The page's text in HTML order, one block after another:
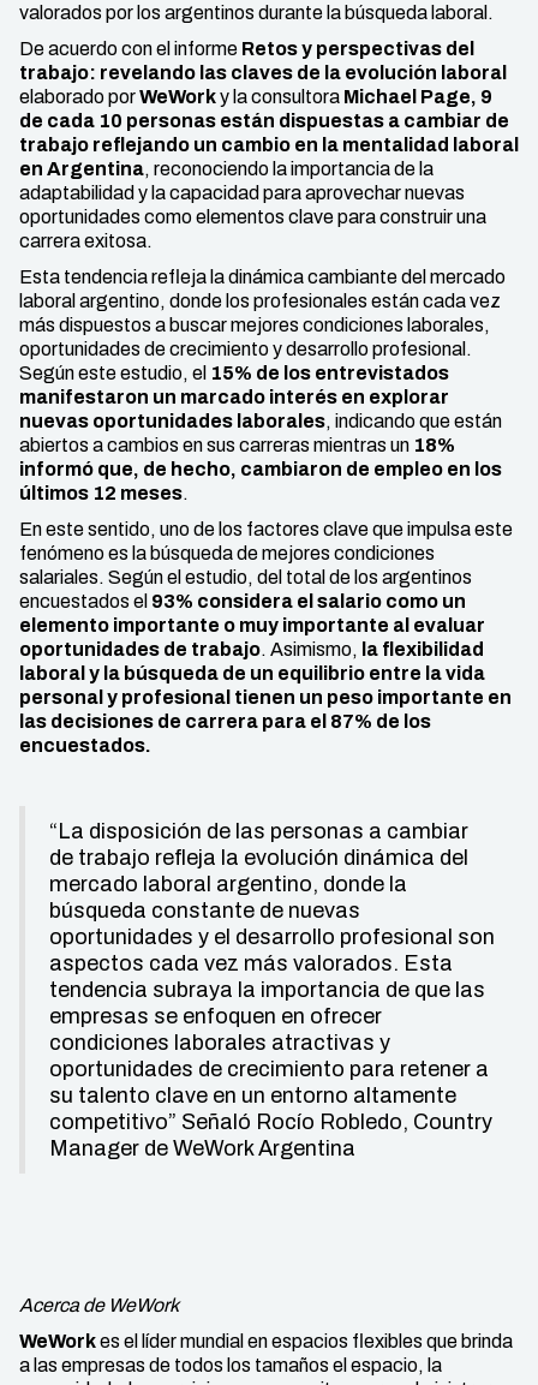
valorados por los argentinos durante la búsqueda laboral.
De acuerdo con el informe Retos y perspectivas del
trabajo: revelando las claves de la evolución laboral
elaborado porWeWorky la consultora Michael Page, 9
de cada 10 personas están dispuestas a cambiar de
trabajo reflejando un cambio en la mentalidad laboral
en Argentina, reconociendo la importancia de la
adaptabilidad y la capacidad para aprovechar nuevas
oportunidades como elementos clave para construir una
carrera exitosa.
Esta tendencia refleja la dinámica cambiante del mercado
laboral argentino, donde los profesionales están cada vez
más dispuestos a buscar mejores condiciones laborales,
oportunidades de crecimiento y desarrollo profesional.
Según este estudio, el 15% de los entrevistados
manifestaron un marcado interés en explorar
nuevas oportunidades laborales, indicando que están
abiertos a cambios en sus carreras mientras un 18%
informó que, de hecho, cambiaron de empleo en los
últimos 12 meses.
En este sentido, uno de los factores clave que impulsa este
fenómeno es la búsqueda de mejores condiciones
salariales. Según el estudio, del total de los argentinos
encuestados el 93% considera el salario como un
elemento importante o muy importante al evaluar
oportunidades de trabajo. Asimismo, la flexibilidad
laboral y la búsqueda de un equilibrio entre la vida
personal y profesional tienen un peso importante en
las decisiones de carrera para el 87% de los
encuestados.
“La disposición de las personas a cambiar
de trabajo refleja la evolución dinámica del
mercado laboral argentino, donde la
búsqueda constante de nuevas
oportunidades y el desarrollo profesional son
aspectos cada vez más valorados. Esta
tendencia subraya la importancia de que las
empresas se enfoquen en ofrecer
condiciones laborales atractivas y
oportunidades de crecimiento para retener a
su talento clave en un entorno altamente
competitivo” Señaló Rocío Robledo, Country
Manager de WeWork Argentina
Acerca de WeWork
WeWorkes el líder mundial en espacios flexibles que brinda
a las empresas de todos los tamaños el espacio, la